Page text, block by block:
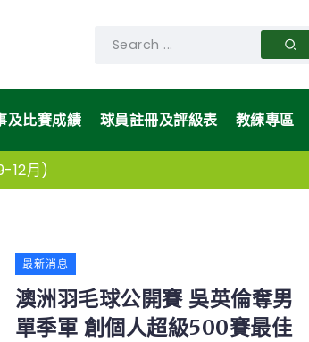
及比賽成績 球員註冊及評級表 教練專區
12月)
最新消息
澳洲羽毛球公開賽 吳英倫奪男
單季軍 創個人超級500賽最佳